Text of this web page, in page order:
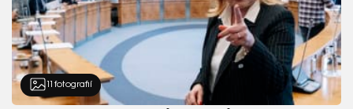
fotografií